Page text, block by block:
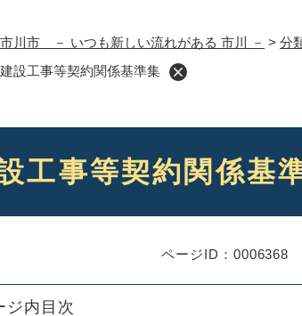
市川市 － いつも新しい流れがある 市川 － > 分
建設工事等契約関係基準集
工事等契約関係基
ページID：0006368
ジ内目次